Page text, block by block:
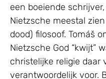
een boeiende
Nietzsche meestal
dood) filosoof. Tomáš
Nietzsche God “kwijt”
christelijke religie daar
verantwoordelijk voor.